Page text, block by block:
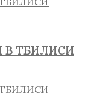
В ТБИЛИСИ